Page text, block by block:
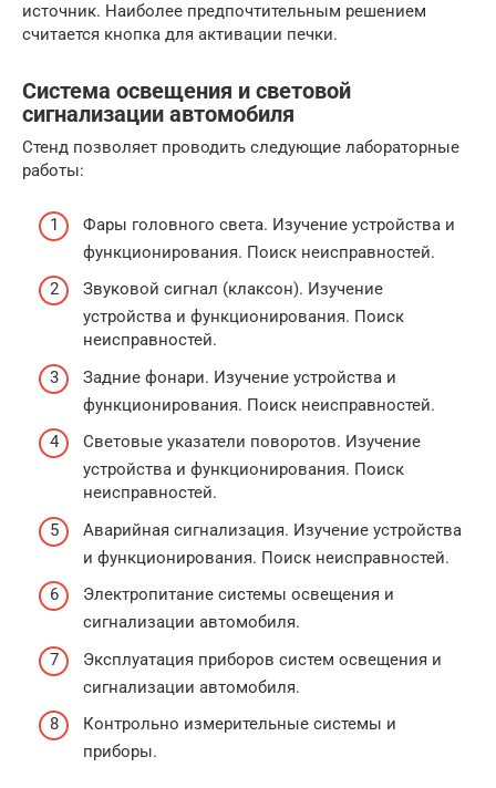
источник. Наиболее предпочтительным решением
считается кнопка для активации печки.
Система освещения и световой
сигнализации автомобиля
Стенд позволяет проводить следующие лабораторные
работы:
Фары головного света. Изучение устройства и
функционирования. Поиск неисправностей.
Звуковой сигнал (клаксон). Изучение
устройства и функционирования. Поиск
неисправностей.
Задние фонари. Изучение устройства и
функционирования. Поиск неисправностей.
Световые указатели поворотов. Изучение
устройства и функционирования. Поиск
неисправностей.
Аварийная сигнализация. Изучение устройства
и функционирования. Поиск неисправностей.
Электропитание системы освещения и
сигнализации автомобиля.
Эксплуатация приборов систем освещения и
сигнализации автомобиля.
Контрольно измерительные системы и
приборы.